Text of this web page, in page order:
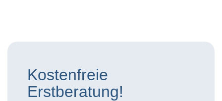
Kostenfreie
Erstberatung!